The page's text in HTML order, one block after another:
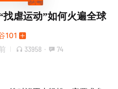
虐运动”如何火遍全球
101
33958 · 74